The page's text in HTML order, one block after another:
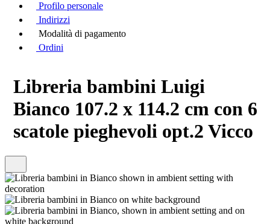
Profilo personale
Indirizzi
Modalità di pagamento
Ordini
Libreria bambini Luigi
Bianco 107.2 x 114.2 cm con 6
scatole pieghevoli opt.2 Vicco